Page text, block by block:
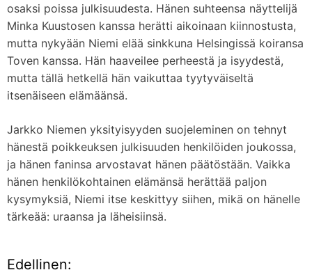
osaksi poissa julkisuudesta. Hänen suhteensa näyttelijä
Minka Kuustosen kanssa herätti aikoinaan kiinnostusta,
mutta nykyään Niemi elää sinkkuna Helsingissä koiransa
Toven kanssa. Hän haaveilee perheestä ja isyydestä,
mutta tällä hetkellä hän vaikuttaa tyytyväiseltä
itsenäiseen elämäänsä.
Jarkko Niemen yksityisyyden suojeleminen on tehnyt
hänestä poikkeuksen julkisuuden henkilöiden joukossa,
ja hänen faninsa arvostavat hänen päätöstään. Vaikka
hänen henkilökohtainen elämänsä herättää paljon
kysymyksiä, Niemi itse keskittyy siihen, mikä on hänelle
tärkeää: uraansa ja läheisiinsä.
Edellinen: